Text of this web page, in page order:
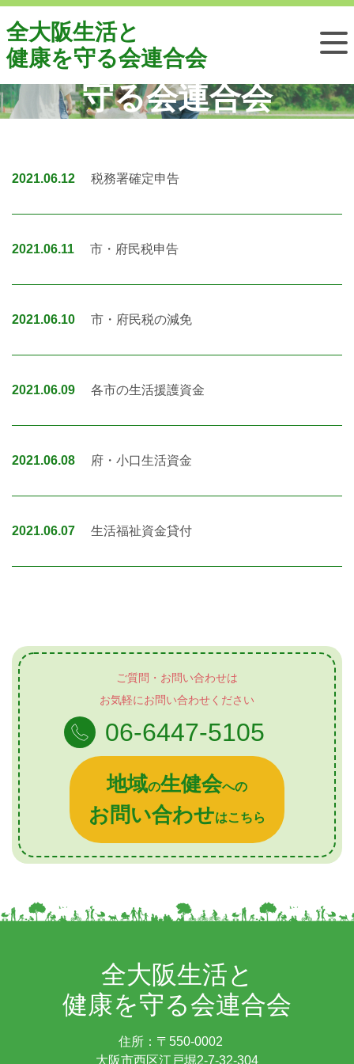
全大阪生活と
健康を守る会連合会
税申告・融資相談 | 大生
連・全大阪生活と健康を
守る会連合会
2021.06.12 税務署確定申告
2021.06.11 市・府民税申告
2021.06.10 市・府民税の減免
2021.06.09 各市の生活援護資金
2021.06.08 府・小口生活資金
2021.06.07 生活福祉資金貸付
ご質問・お問い合わせは
お気軽にお問い合わせください
06-6447-5105
地域の生健会への
お問い合わせはこちら
全大阪生活と
健康を守る会連合会
住所：〒550-0002
大阪市西区江戸堀2-7-32-304